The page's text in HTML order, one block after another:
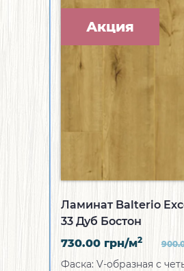
Акция
Ламинат Balterio
33 Дуб Бостон
730.00 грн/м2
Фаска: V-образная с